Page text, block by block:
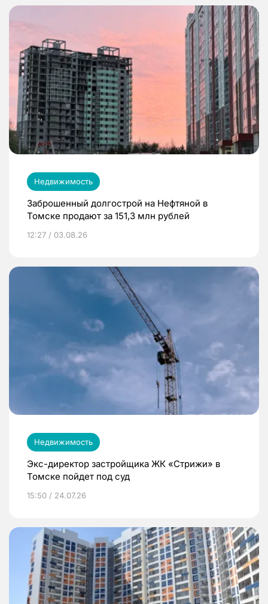
Недвижимость
Заброшенный долгострой на Нефтяной в
Томске продают за 151,3 млн рублей
12:27 / 03.08.26
Недвижимость
Экс-директор застройщика ЖК «Стрижи» в
Томске пойдет под суд
15:50 / 24.07.26